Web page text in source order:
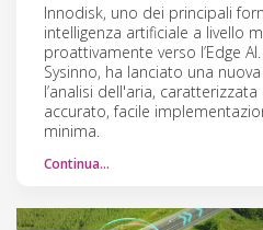
Innodisk, uno dei principali
intelligenza artificiale a livello
proattivamente verso l’Edge
Sysinno, ha lanciato una
l’analisi dell'aria,
accurato, facile
minima.
Continua…